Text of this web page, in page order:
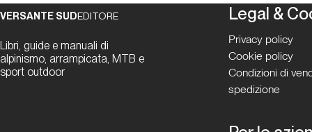
VERSANTE SUDEDITORE
Libri, guide e manuali di
alpinismo, arrampicata, MTB e
sport outdoor
Legal &
Privacy policy
Cookie policy
Condizioni di
spedizione